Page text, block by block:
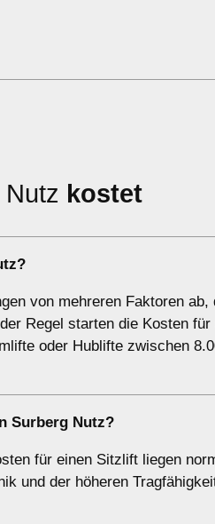
kostet
von mehreren Faktoren
Regel starten die Kosten
oder Hublifte zwischen
Surberg Nutz?
für einen Sitzlift liegen
und der höheren